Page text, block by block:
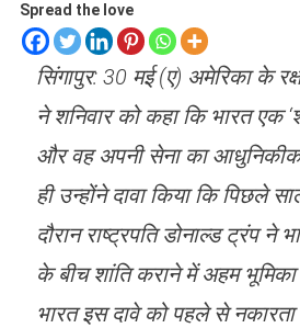
Spread the love
सिंगापुर: 30 मई (ए) अमेरिका के
ने शनिवार को कहा कि भारत एक
और वह अपनी सेना का
ही उन्होंने दावा किया कि पिछले
दौरान राष्ट्रपति डोनाल्ड ट्रंप ने
के बीच शांति कराने में अहम भूमिका
भारत इस दावे को पहले से